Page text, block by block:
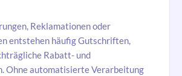
Reklamationen oder
entstehen häufig Gutschriften,
Rabatt- und
Ohne automatisierte Verarbeitung